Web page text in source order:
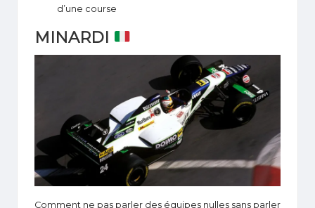
d’une course
MINARDI
Comment ne pas parler des équipes nulles sans parler